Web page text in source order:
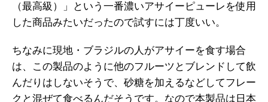
（最高級）」という一番濃いアサイーピューレを使用
した商品みたいだったので試すには丁度いい。
ちなみに現地・ブラジルの人がアサイーを食す場合
は、この製品のように他のフルーツとブレンドして飲
んだりはしないそうで、砂糖を加えるなどしてフレー
クと混ぜて食べるんだそうです。なので本製品は日本